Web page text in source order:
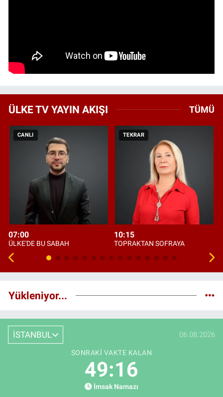
ÜLKE TV YAYIN AKIŞI TÜMÜ
CANLI
07:00
ÜLKE'DE BU SABAH
TEKRAR
10:15
TOPRAKTAN SOFRAYA
Yükleniyor...
İSTANBUL 06.08.2026
SONRAKI VAKTE KALAN
49:15
İmsak Namazı